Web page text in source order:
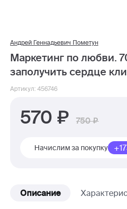
Андрей Геннадьевич Пометун
Маркетинг по любви.
заполучить сердце
Артикул: 456746
570 750
Начислим за покупку +17
Описание